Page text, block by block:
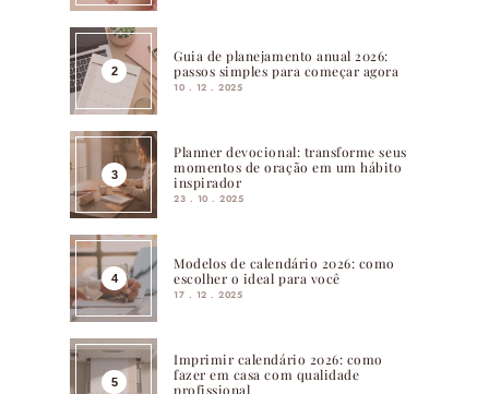
Guia de planejamento anual 2026:
passos simples para começar agora
10 . 12 . 2025
Planner devocional: transforme seus
momentos de oração em um hábito
inspirador
23 . 10 . 2025
Modelos de calendário 2026: como
escolher o ideal para você
17 . 12 . 2025
Imprimir calendário 2026: como
fazer em casa com qualidade
profissional